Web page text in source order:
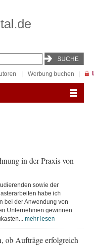
Werbung buchen
in der Praxis von
sowie der
habe ich
bei der Anwendung von
Unternehmen gewinnen
mehr lesen
ob Aufträge erfolgreich